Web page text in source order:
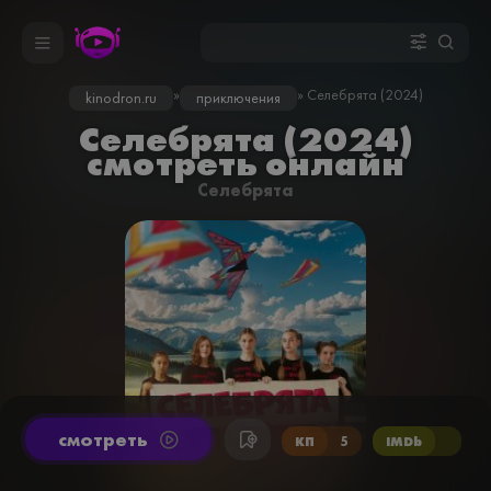
kinodron.ru » приключения » Селебрята (2024)
Селебрята (2024)
смотреть онлайн
Селебрята
cмотреть КП 5 IMDb